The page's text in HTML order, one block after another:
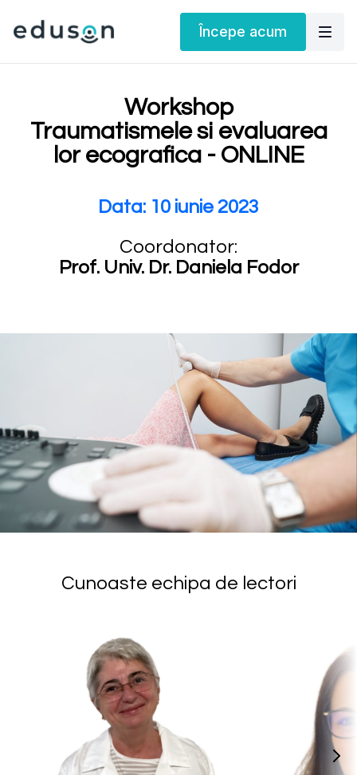
Începe acum
Workshop
Traumatismele si evaluarea
lor ecografica - ONLINE
Data: 10 iunie 2023
Coordonator:
Prof. Univ. Dr. Daniela Fodor
Cunoaste echipa de lectori